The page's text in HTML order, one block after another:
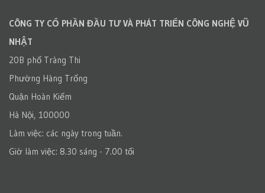
CÔNG TY CỔ PHẦN ĐẦU TƯ VÀ PHÁT TRIỂN CÔNG NGHỆ VŨ
NHẬT
20B phố Tràng Thi
Phường Hàng Trống
Quận Hoàn Kiếm
Hà Nội, 100000
Làm việc: các ngày trong tuần.
Giờ làm việc: 8.30 sáng - 7.00 tối